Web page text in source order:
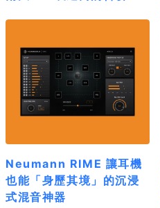
Neumann RIME 讓耳機
也能「身歷其境」的沉浸
式混音神器